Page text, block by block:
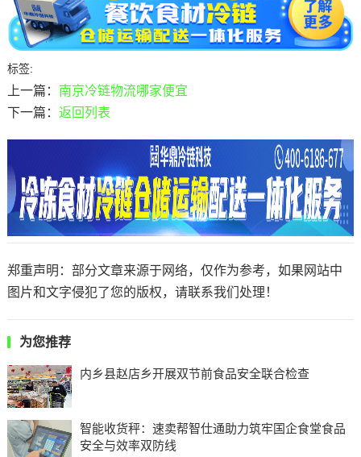
标签:
上一篇： 南京冷链物流哪家便宜
下一篇： 返回列表
郑重声明：部分文章来源于网络，仅作为参考，如果网站中
图片和文字侵犯了您的版权，请联系我们处理！
为您推荐
内乡县赵店乡开展双节前食品安全联合检查
智能收货秤：速卖帮智仕通助力筑牢国企食堂食品
安全与效率双防线